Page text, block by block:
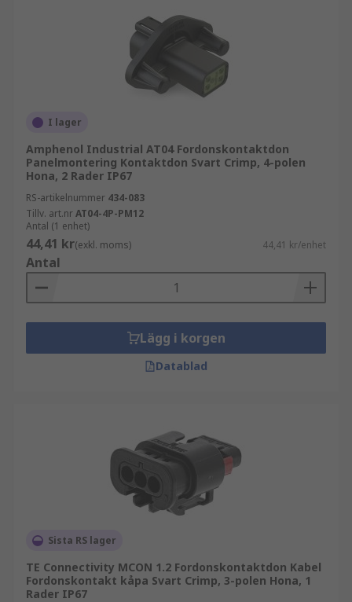
I lager
Amphenol Industrial AT04 Fordonskontaktdon
Panelmontering Kontaktdon Svart Crimp, 4-polen
Hona, 2 Rader IP67
RS-artikelnummer 434-083
Tillv. art.nrAT04-4P-PM12
Antal (1 enhet)
44,41 kr(exkl. moms) 44,41 kr/enhet
Antal
Lägg i korgen
Datablad
Sista RS lager
TE Connectivity MCON 1.2 Fordonskontaktdon Kabel
Fordonskontakt kåpa Svart Crimp, 3-polen Hona, 1
Rader IP67